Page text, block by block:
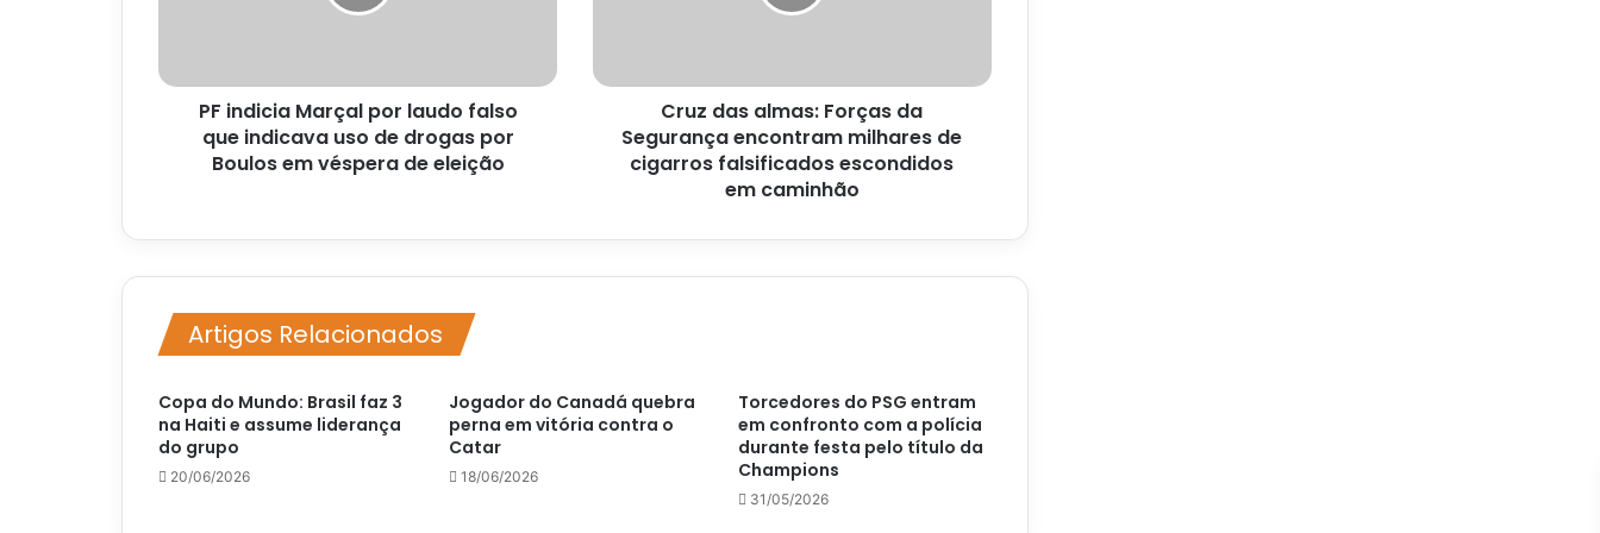
uso
drogas
eleição
PF indicia Marçal por laudo falso
que indicava uso de drogas por
Boulos em véspera de eleição
de
falsificados
escondidos
Cruz das almas: Forças da
Segurança encontram milhares de
cigarros falsificados escondidos
em caminhão
Artigos Relacionados
Copa do Mundo: Brasil faz 3
na Haiti e assume liderança
do grupo
20/06/2026
Jogador do Canadá quebra
perna em vitória contra o
Catar
18/06/2026
Torcedores do PSG entram
em confronto com a polícia
durante festa pelo título da
Champions
31/05/2026